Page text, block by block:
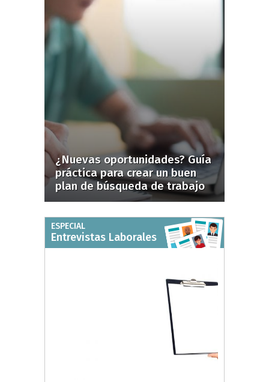
¿Nuevas oportunidades? Guía
práctica para crear un buen
plan de búsqueda de trabajo
ESPECIAL
Entrevistas Laborales